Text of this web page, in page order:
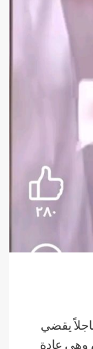
يقضي
، وهي عادة